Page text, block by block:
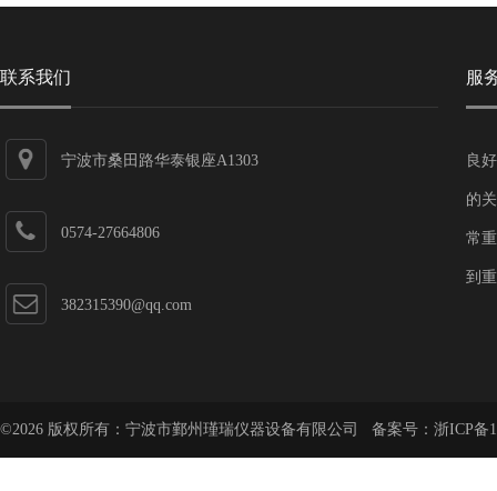
联系我们
宁波市桑田路华泰银座A1303
0574-27664806
382315390@qq.com
服
良
的
常
到
©2026 版权所有：宁波市鄞州瑾瑞仪器设备有限公司 备案号： 浙ICP备